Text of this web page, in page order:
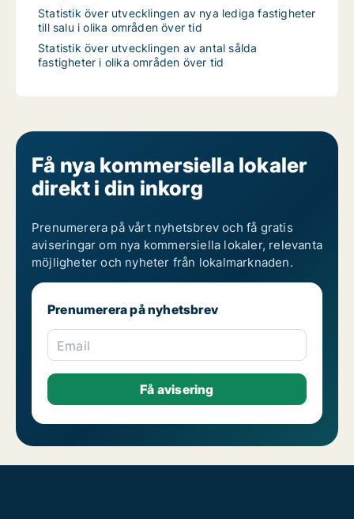
Statistik över utvecklingen av nya lediga fastigheter
till salu i olika områden över tid
Statistik över utvecklingen av antal sålda
fastigheter i olika områden över tid
Få nya kommersiella lokaler
direkt i din inkorg
Prenumerera på vårt nyhetsbrev och få gratis
aviseringar om nya kommersiella lokaler, relevanta
möjligheter och nyheter från lokalmarknaden.
Prenumerera på nyhetsbrev
Email